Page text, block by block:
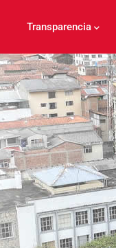
Transparencia